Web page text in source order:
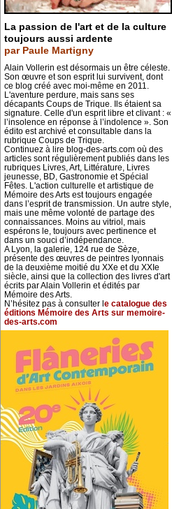
La passion de l'art et de la culture
toujours aussi ardente
par Paule Martigny
Alain Vollerin est désormais un être céleste.
Son œuvre et son esprit lui survivent, dont
ce blog créé avec moi-même en 2011.
L'aventure perdure, mais sans ses
décapants Coups de Trique. Ils étaient sa
signature. Celle d'un esprit libre et clivant : «
l’insolence en réponse à l’indolence ». Son
édito est archivé et consultable dans la
rubrique Coups de Trique.
Continuez à lire blog-des-arts.com où des
articles sont régulièrement publiés dans les
rubriques Livres, Art, Littérature, Livres
jeunesse, BD, Gastronomie et Spécial
Fêtes. L'action culturelle et artistique de
Mémoire des Arts est toujours engagée
dans l’esprit de transmission. Un autre style,
mais une même volonté de partage des
connaissances. Moins au vitriol, mais
espérons le, toujours avec pertinence et
dans un souci d’indépendance.
A Lyon, la galerie, 124 rue de Sèze,
présente des œuvres de peintres lyonnais
de la deuxième moitié du XXe et du XXIe
siècle, ainsi que la collection des livres d'art
écrits par Alain Vollerin et édités par
Mémoire des Arts.
N’hésitez pas à consulter l e catalogue des
éditions Mémoire des Arts sur memoire-
des-arts.com